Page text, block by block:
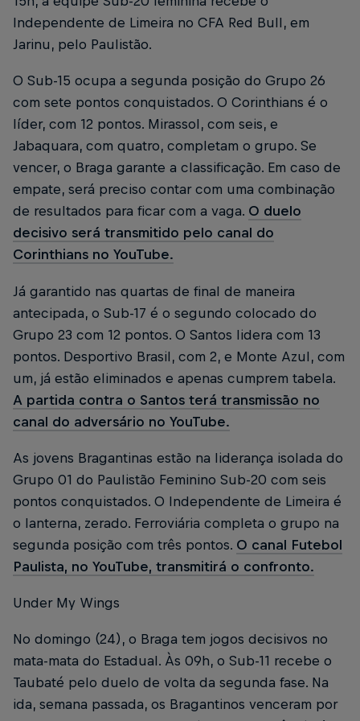
Independente de Limeira no CFA Red Bull, em
Jarinu, pelo Paulistão.
O Sub-15 ocupa a segunda posição do Grupo 26
com sete pontos conquistados. O Corinthians é o
líder, com 12 pontos. Mirassol, com seis, e
Jabaquara, com quatro, completam o grupo. Se
vencer, o Braga garante a classificação. Em caso de
empate, será preciso contar com uma combinação
de resultados para ficar com a vaga. O duelo
decisivo será transmitido pelo canal do
Corinthians no YouTube.
Já garantido nas quartas de final de maneira
antecipada, o Sub-17 é o segundo colocado do
Grupo 23 com 12 pontos. O Santos lidera com 13
pontos. Desportivo Brasil, com 2, e Monte Azul, com
um, já estão eliminados e apenas cumprem tabela.
A partida contra o Santos terá transmissão no
canal do adversário no YouTube.
As jovens Bragantinas estão na liderança isolada do
Grupo 01 do Paulistão Feminino Sub-20 com seis
pontos conquistados. O Independente de Limeira é
o lanterna, zerado. Ferroviária completa o grupo na
segunda posição com três pontos. O canal Futebol
Paulista, no YouTube, transmitirá o confronto.
Under My Wings
No domingo (24), o Braga tem jogos decisivos no
mata-mata do Estadual. Às 09h, o Sub-11 recebe o
Taubaté pelo duelo de volta da segunda fase. Na
ida, semana passada, os Bragantinos venceram por